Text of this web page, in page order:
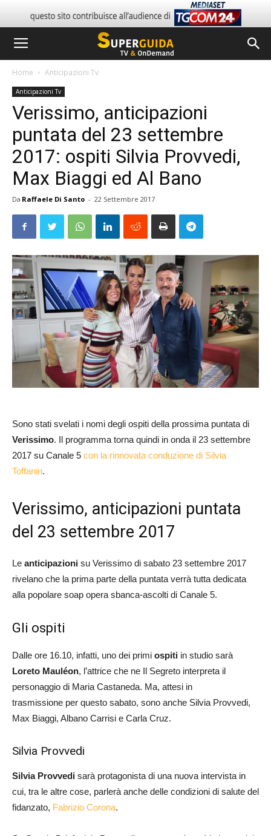
Home Anticipazioni Tv
Anticipazioni Tv
Verissimo, anticipazioni
puntata del 23 settembre
2017: ospiti Silvia Provvedi,
Max Biaggi ed Al Bano
Da Raffaele Di Santo - 22 Settembre 2017
Sono stati svelati i nomi degli ospiti della prossima puntata di
Verissimo. Il programma torna quindi in onda il 23 settembre
2017 su Canale 5 con la rinnovata conduzione di Silvia
Toffanin.
Verissimo, anticipazioni puntata
del 23 settembre 2017
Le anticipazioni su Verissimo di sabato 23 settembre 2017
rivelano che la prima parte della puntata verrà tutta dedicata
alla popolare soap opera sbanca-ascolti di Canale 5.
Gli ospiti
Dalle ore 16.10, infatti, uno dei primi ospiti in studio sarà
Loreto Mauléon, l’attrice che ne Il Segreto interpreta il
personaggio di Maria Castaneda. Ma, attesi in
trasmissione per questo sabato, sono anche Silvia Provvedi,
Max Biaggi, Albano Carrisi e Carla Cruz.
Silvia Provvedi
Silvia Provvedi sarà protagonista di una nuova intervista in
cui, tra le altre cose, parlerà anche delle condizioni di salute del
fidanzato, Fabrizio Corona.